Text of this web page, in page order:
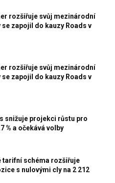
rozšiřuje svůj mezinárodní
se zapojil do kauzy Roads v
rozšiřuje svůj mezinárodní
se zapojil do kauzy Roads v
snižuje projekci růstu pro
% a očekává volby
tarifní schéma rozšiřuje
s nulovými cly na 2 212